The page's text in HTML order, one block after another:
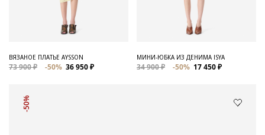
ВЯЗАНОЕ ПЛАТЬЕ AYSSON
73 900 ₽ -50% 36 950 ₽
МИНИ-ЮБКА ИЗ ДЕНИМА ISYA
34 900 ₽ -50% 17 450 ₽
-50%